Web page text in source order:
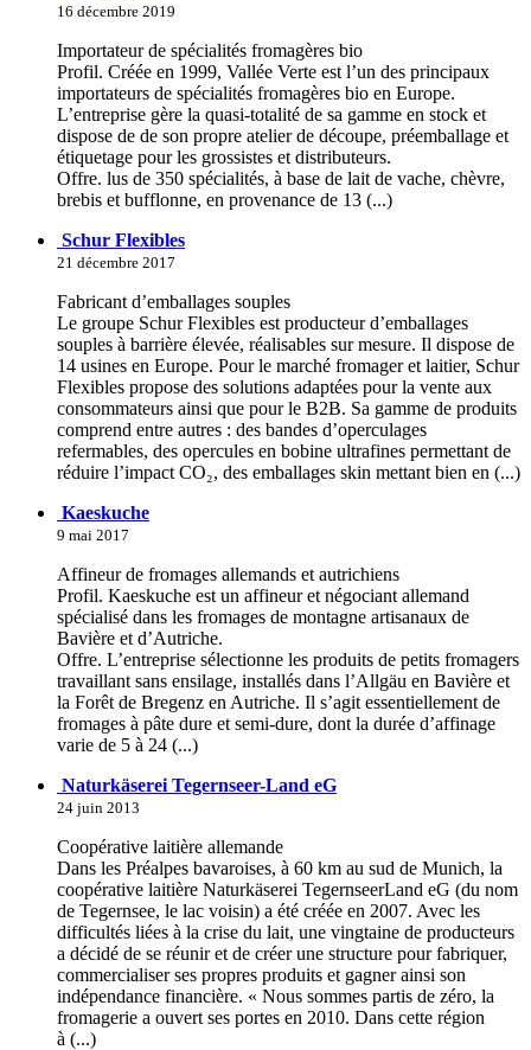
16 décembre 2019
Importateur de spécialités fromagères bio
Profil. Créée en 1999, Vallée Verte est l’un des principaux
importateurs de spécialités fromagères bio en Europe.
L’entreprise gère la quasi-totalité de sa gamme en stock et
dispose de de son propre atelier de découpe, préemballage et
étiquetage pour les grossistes et distributeurs.
Offre. lus de 350 spécialités, à base de lait de vache, chèvre,
brebis et bufflonne, en provenance de 13 (...)
Schur Flexibles
21 décembre 2017
Fabricant d’emballages souples
Le groupe Schur Flexibles est producteur d’emballages
souples à barrière élevée, réalisables sur mesure. Il dispose de
14 usines en Europe. Pour le marché fromager et laitier, Schur
Flexibles propose des solutions adaptées pour la vente aux
consommateurs ainsi que pour le B2B. Sa gamme de produits
comprend entre autres : des bandes d’operculages
refermables, des opercules en bobine ultrafines permettant de
réduire l’impact CO₂, des emballages skin mettant bien en (...)
Kaeskuche
9 mai 2017
Affineur de fromages allemands et autrichiens
Profil. Kaeskuche est un affineur et négociant allemand
spécialisé dans les fromages de montagne artisanaux de
Bavière et d’Autriche.
Offre. L’entreprise sélectionne les produits de petits fromagers
travaillant sans ensilage, installés dans l’Allgäu en Bavière et
la Forêt de Bregenz en Autriche. Il s’agit essentiellement de
fromages à pâte dure et semi-dure, dont la durée d’affinage
varie de 5 à 24 (...)
Naturkäserei Tegernseer-Land eG
24 juin 2013
Coopérative laitière allemande
Dans les Préalpes bavaroises, à 60 km au sud de Munich, la
coopérative laitière Naturkäserei TegernseerLand eG (du nom
de Tegernsee, le lac voisin) a été créée en 2007. Avec les
difficultés liées à la crise du lait, une vingtaine de producteurs
a décidé de se réunir et de créer une structure pour fabriquer,
commercialiser ses propres produits et gagner ainsi son
indépendance financière. « Nous sommes partis de zéro, la
fromagerie a ouvert ses portes en 2010. Dans cette région
à (...)